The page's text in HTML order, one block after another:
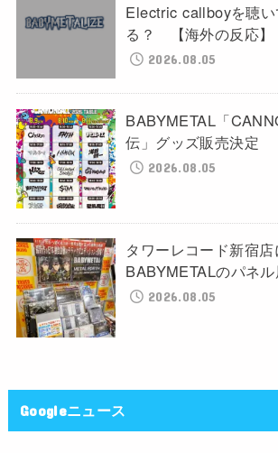
Electric callboyを聴
る？ 【海外の反応】
2026.08.05
BABYMETAL「
伝」グッズ販売決定
2026.08.05
タワーレコード新宿店
BABYMETALのパネ
2026.08.05
Googleニュース